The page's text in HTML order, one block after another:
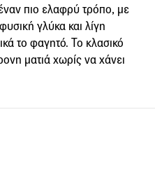
πιο ελαφρύ τρόπο, με
γλύκα και λίγη
το φαγητό. Το κλασικό
ματιά χωρίς να χάνει